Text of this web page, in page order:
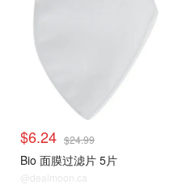
$6.24 $24.99
Bio 面膜过滤片 5片
@dealmoon.ca